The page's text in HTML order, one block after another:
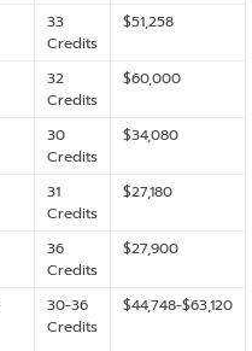
33
Credits
$51,258
32
Credits
$60,000
30
Credits
$34,080
31
Credits
$27,180
36
Credits
$27,900
30-36
Credits
$44,748-$63,120